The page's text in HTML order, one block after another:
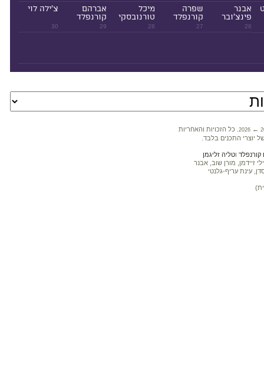
26
אבנר
פינצ'ובר
27
שפרה
קורנפלד
28
מיכל
טורנובסקי
29
אברהם
קורנפלד
30
צ'ילה לוי
2026 ←
. כל הזכויות והאחריות
יוצרי התכנים בלבד.
וטליה זליגמן
זיידמן, מורן שוב, אבנר
עינת עריף-גלנטי